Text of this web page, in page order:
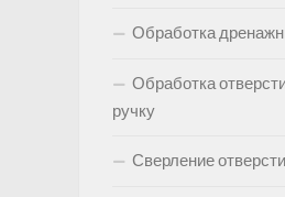
Обработка
Обработка
ручку
Сверление